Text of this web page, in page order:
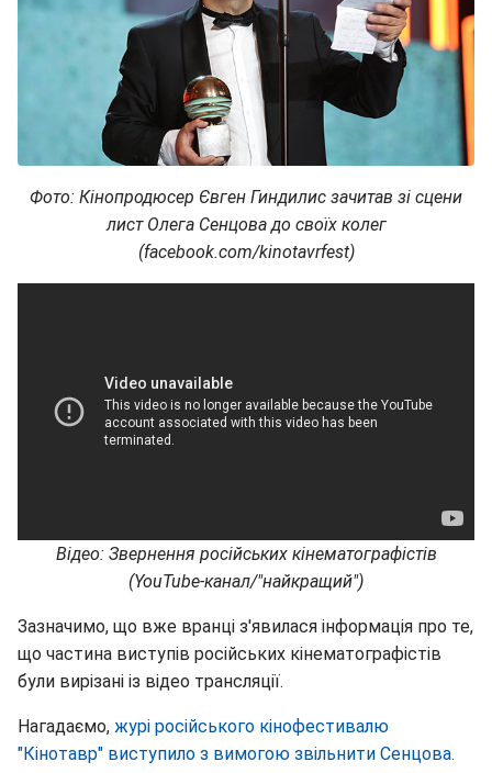
Фото: Кінопродюсер Євген Гиндилис зачитав зі сцени
лист Олега Сенцова до своїх колег
(facebook.com/kinotavrfest)
Відео: Звернення російських кінематографістів
(YouTube-канал/"найкращий")
Зазначимо, що вже вранці з'явилася інформація про те,
що частина виступів російських кінематографістів
були вирізані із відео трансляції.
Нагадаємо, журі російського кінофестивалю
"Кінотавр" виступило з вимогою звільнити Сенцова.